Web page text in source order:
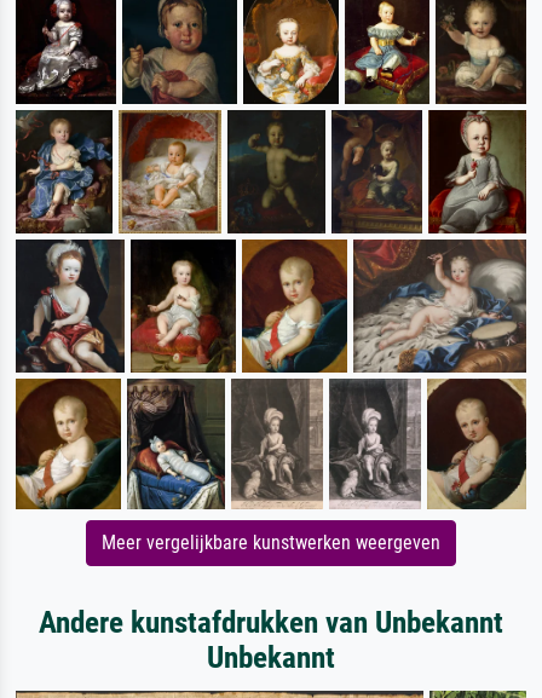
Meer vergelijkbare kunstwerken weergeven
Andere kunstafdrukken van Unbekannt
Unbekannt